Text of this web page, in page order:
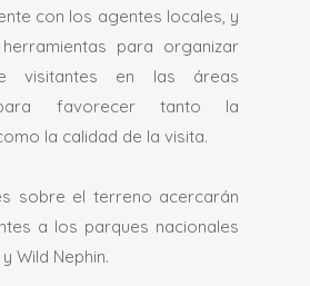
con los agentes locales, y
para organizar
visitantes en las áreas
favorecer tanto la
la calidad de la visita.
sobre el terreno acercarán
a los parques nacionales
Wild Nephin.